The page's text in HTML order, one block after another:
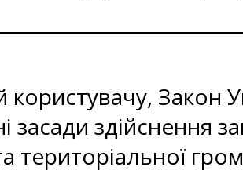
Закон
засади здійснення
територіальної